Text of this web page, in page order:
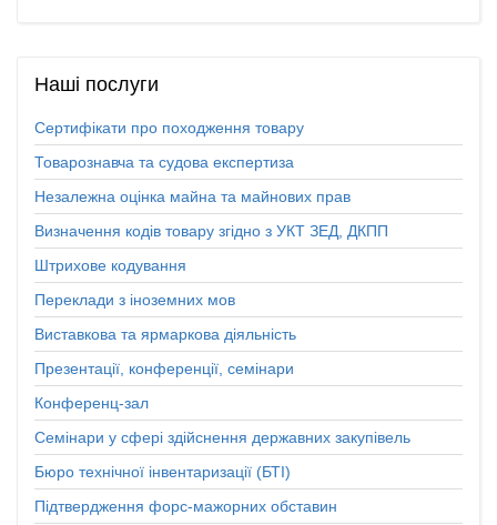
Наші послуги
Сертифікати про походження товару
Товарознавча та судова експертиза
Незалежна оцінка майна та майнових прав
Визначення кодів товару згідно з УКТ ЗЕД, ДКПП
Штрихове кодування
Переклади з іноземних мов
Виставкова та ярмаркова діяльність
Презентації, конференції, семінари
Конференц-зал
Семінари у сфері здійснення державних закупівель
Бюро технічної інвентаризації (БТІ)
Підтвердження форс-мажорних обставин